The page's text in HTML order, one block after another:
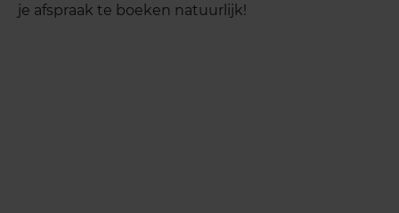
je afspraak te boeken natuurlijk!